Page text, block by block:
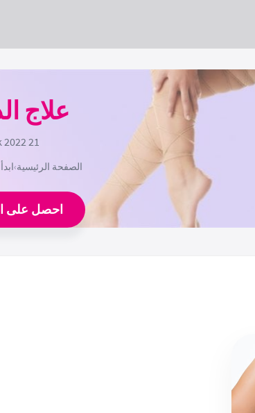
علاج
21 Aralık 2022
الصفحة الرئيسية›
احصل على